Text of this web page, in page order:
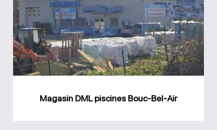
piscines
Bouc-
Bel-
Air
Magasin DML piscines Bouc-Bel-Air